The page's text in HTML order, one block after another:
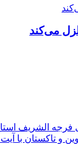
می‌کند
فرجه الشریف
و تاکستان با آیت